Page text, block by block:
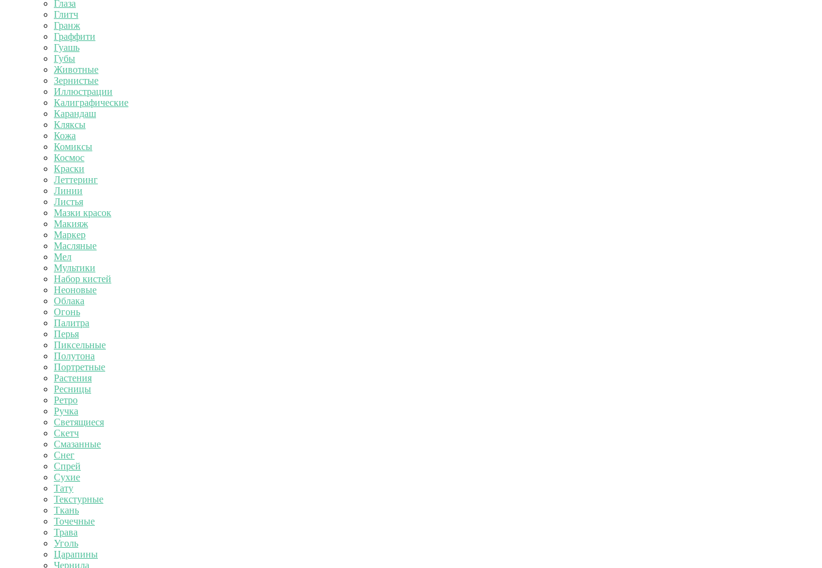
Глаза
Глитч
Гранж
Граффити
Гуашь
Губы
Животные
Зернистые
Иллюстрации
Калиграфические
Карандаш
Кляксы
Кожа
Комиксы
Космос
Краски
Леттеринг
Линии
Листья
Мазки красок
Макияж
Маркер
Масляные
Мел
Мультики
Набор кистей
Неоновые
Облака
Огонь
Палитра
Перья
Пиксельные
Полутона
Портретные
Растения
Ресницы
Ретро
Ручка
Светящиеся
Скетч
Смазанные
Снег
Спрей
Сухие
Тату
Текстурные
Ткань
Точечные
Трава
Уголь
Царапины
Чернила